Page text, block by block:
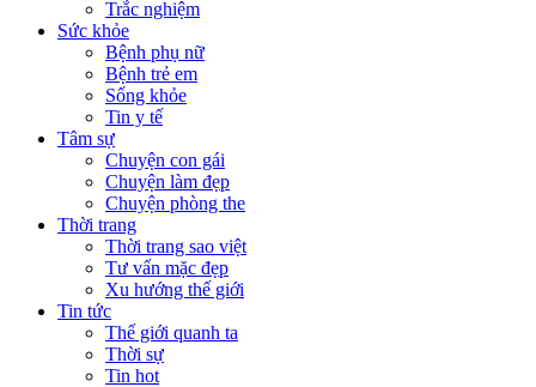
Trắc nghiệm
Sức khỏe
Bệnh phụ nữ
Bệnh trẻ em
Sống khỏe
Tin y tế
Tâm sự
Chuyện con gái
Chuyện làm đẹp
Chuyện phòng the
Thời trang
Thời trang sao việt
Tư vấn mặc đẹp
Xu hướng thế giới
Tin tức
Thế giới quanh ta
Thời sự
Tin hot